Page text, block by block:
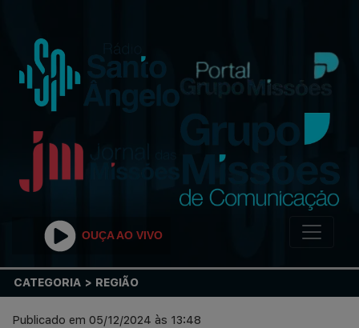
OUÇA AO VIVO
CATEGORIA > REGIÃO
Publicado em 05/12/2024 às 13:48